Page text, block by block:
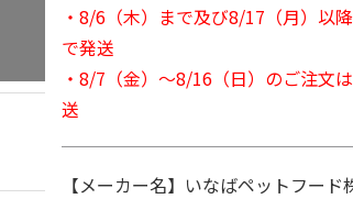
・8/6（木）まで及び8/17（月）以
で発送
・8/7（金）～8/16（日）のご注文
送
【メーカー名】いなばペットフード